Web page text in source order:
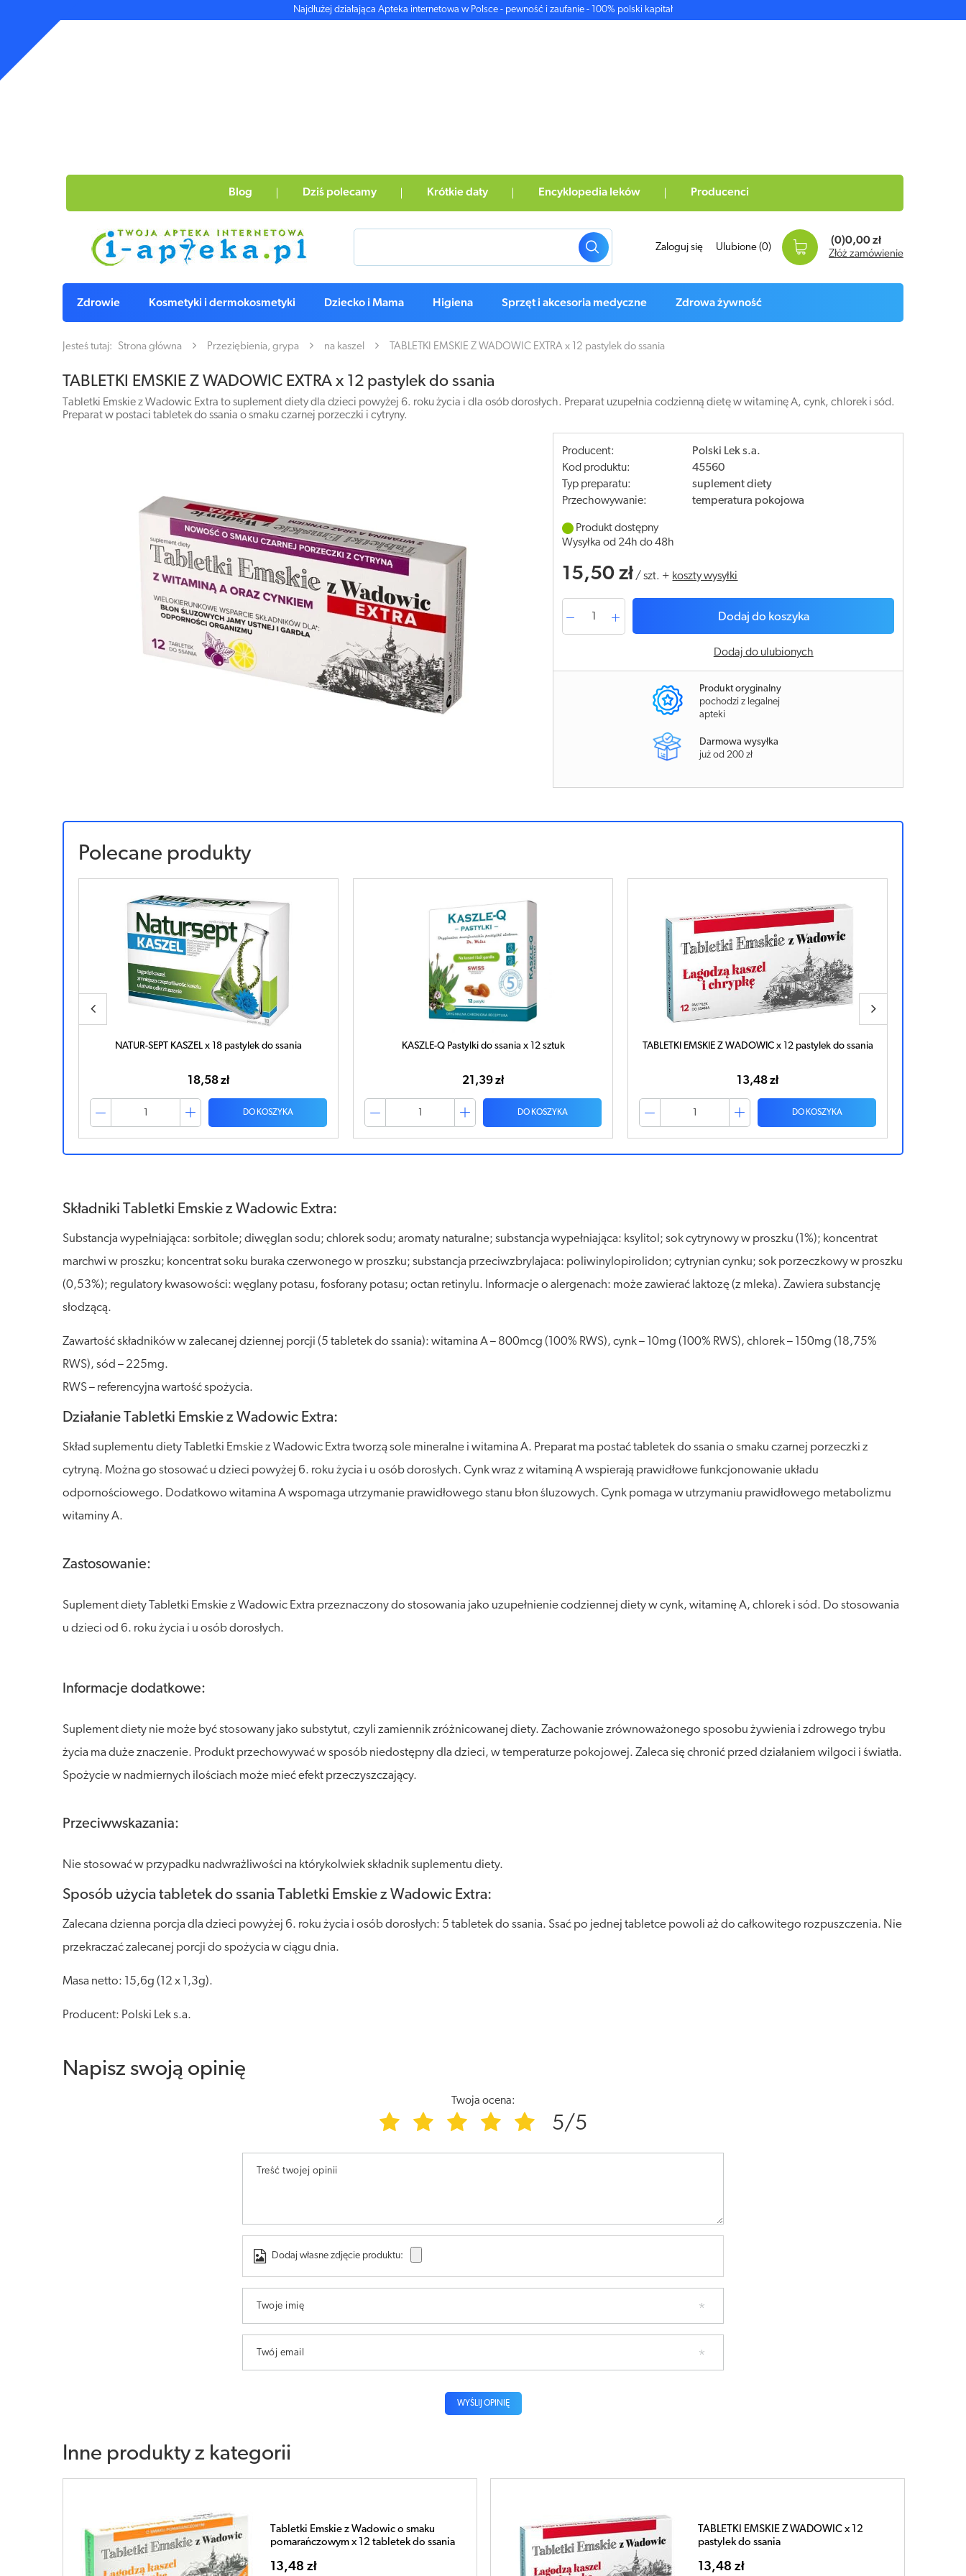
Najdłużej działająca Apteka internetowa w Polsce - pewność i zaufanie - 100% polski kapitał
Blog Dziś polecamy Krótkie daty Encyklopedia leków Producenci
Zaloguj się Ulubione (0)
(0)0,00 zł
Złóż zamówienie
Zdrowie Kosmetyki i dermokosmetyki Dziecko i Mama Higiena Sprzęt i akcesoria medyczne Zdrowa żywność
Jesteś tutaj: Strona główna Przeziębienia, grypa na kaszel TABLETKI EMSKIE Z WADOWIC EXTRA x 12 pastylek do ssania
TABLETKI EMSKIE Z WADOWIC EXTRA x 12 pastylek do ssania
Tabletki Emskie z Wadowic Extra to suplement diety dla dzieci powyżej 6. roku życia i dla osób dorosłych. Preparat uzupełnia codzienną dietę w witaminę A, cynk, chlorek i sód.
Preparat w postaci tabletek do ssania o smaku czarnej porzeczki i cytryny.
Producent:
Polski Lek s.a.
Kod produktu:
45560
Typ preparatu:
suplement diety
Przechowywanie:
temperatura pokojowa
Produkt dostępny
Wysyłka od 24h do 48h
15,50 zł /szt. + koszty wysyłki
Dodaj do koszyka
Dodaj do ulubionych
Produkt oryginalny
pochodzi z legalnej
apteki
Darmowa wysyłka
już od 200 zł
Polecane produkty
NATUR-SEPT KASZEL x 18 pastylek do ssania
18,58 zł
DO KOSZYKA
KASZLE-Q Pastylki do ssania x 12 sztuk
21,39 zł
DO KOSZYKA
TABLETKI EMSKIE Z WADOWIC x 12 pastylek do ssania
13,48 zł
DO KOSZYKA
Składniki Tabletki Emskie z Wadowic Extra:
Substancja wypełniająca: sorbitole; diwęglan sodu; chlorek sodu; aromaty naturalne; substancja wypełniająca: ksylitol; sok cytrynowy w proszku (1%); koncentrat
marchwi w proszku; koncentrat soku buraka czerwonego w proszku; substancja przeciwzbrylajaca: poliwinylopirolidon; cytrynian cynku; sok porzeczkowy w proszku
(0,53%); regulatory kwasowości: węglany potasu, fosforany potasu; octan retinylu. Informacje o alergenach: może zawierać laktozę (z mleka). Zawiera substancję
słodzącą.
Zawartość składników w zalecanej dziennej porcji (5 tabletek do ssania): witamina A – 800mcg (100% RWS), cynk – 10mg (100% RWS), chlorek – 150mg (18,75%
RWS), sód – 225mg.
RWS – referencyjna wartość spożycia.
Działanie Tabletki Emskie z Wadowic Extra:
Skład suplementu diety Tabletki Emskie z Wadowic Extra tworzą sole mineralne i witamina A. Preparat ma postać tabletek do ssania o smaku czarnej porzeczki z
cytryną. Można go stosować u dzieci powyżej 6. roku życia i u osób dorosłych. Cynk wraz z witaminą A wspierają prawidłowe funkcjonowanie układu
odpornościowego. Dodatkowo witamina A wspomaga utrzymanie prawidłowego stanu błon śluzowych. Cynk pomaga w utrzymaniu prawidłowego metabolizmu
witaminy A.
Zastosowanie:
Suplement diety Tabletki Emskie z Wadowic Extra przeznaczony do stosowania jako uzupełnienie codziennej diety w cynk, witaminę A, chlorek i sód. Do stosowania
u dzieci od 6. roku życia i u osób dorosłych.
Informacje dodatkowe:
Suplement diety nie może być stosowany jako substytut, czyli zamiennik zróżnicowanej diety. Zachowanie zrównoważonego sposobu żywienia i zdrowego trybu
życia ma duże znaczenie. Produkt przechowywać w sposób niedostępny dla dzieci, w temperaturze pokojowej. Zaleca się chronić przed działaniem wilgoci i światła.
Spożycie w nadmiernych ilościach może mieć efekt przeczyszczający.
Przeciwwskazania:
Nie stosować w przypadku nadwrażliwości na którykolwiek składnik suplementu diety.
Sposób użycia tabletek do ssania Tabletki Emskie z Wadowic Extra:
Zalecana dzienna porcja dla dzieci powyżej 6. roku życia i osób dorosłych: 5 tabletek do ssania. Ssać po jednej tabletce powoli aż do całkowitego rozpuszczenia. Nie
przekraczać zalecanej porcji do spożycia w ciągu dnia.
Masa netto: 15,6g (12 x 1,3g).
Producent: Polski Lek s.a.
Napisz swoją opinię
Twoja ocena:
5/5
Treść twojej opinii
Dodaj własne zdjęcie produktu:
Twoje imię
Twój email
WYŚLIJ OPINIĘ
Inne produkty z kategorii
Tabletki Emskie z Wadowic o smaku
pomarańczowym x 12 tabletek do ssania
13,48 zł
TABLETKI EMSKIE Z WADOWIC x 12
pastylek do ssania
13,48 zł